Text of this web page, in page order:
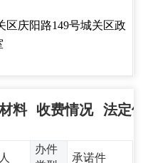
区庆阳路149号城关区政
料 收费情况 法定
办件
承诺件